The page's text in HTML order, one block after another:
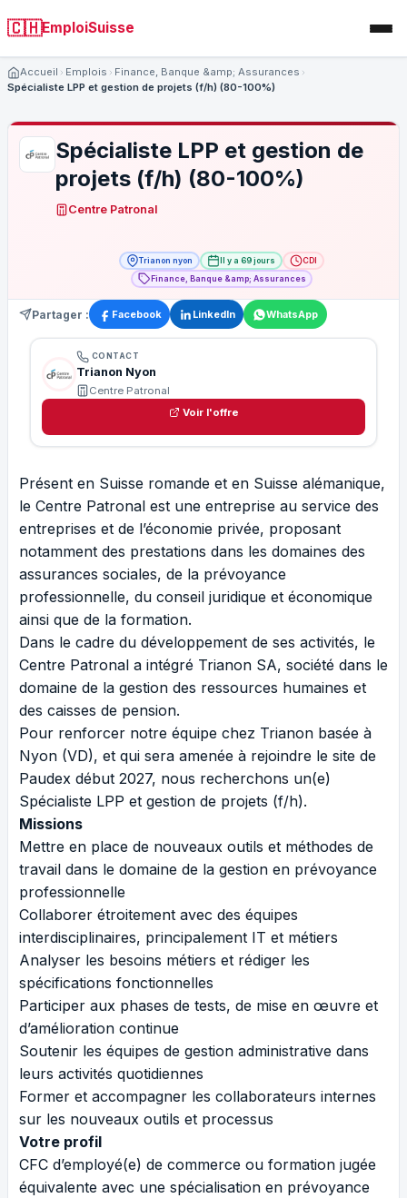
🇨🇭EmploiSuisse
Accueil Emplois
Finance, Banque &amp; Assurances
Spécialiste LPP et gestion de projets (f/h) (80-100%)
Spécialiste LPP et gestion de
projets (f/h) (80-100%)
Centre Patronal
Trianon nyon Il y a 69 jours
CDI
Finance, Banque &amp; Assurances
Partager : Facebook LinkedIn WhatsApp
CONTACT
Trianon Nyon
Centre Patronal
Voir l'offre
Présent en Suisse romande et en Suisse alémanique,
le Centre Patronal est une entreprise au service des
entreprises et de l’économie privée, proposant
notamment des prestations dans les domaines des
assurances sociales, de la prévoyance
professionnelle, du conseil juridique et économique
ainsi que de la formation.
Dans le cadre du développement de ses activités, le
Centre Patronal a intégré Trianon SA, société dans le
domaine de la gestion des ressources humaines et
des caisses de pension.
Pour renforcer notre équipe chez Trianon basée à
Nyon (VD), et qui sera amenée à rejoindre le site de
Paudex début 2027, nous recherchons un(e)
Spécialiste LPP et gestion de projets (f/h).
Missions
Mettre en place de nouveaux outils et méthodes de
travail dans le domaine de la gestion en prévoyance
professionnelle
Collaborer étroitement avec des équipes
interdisciplinaires, principalement IT et métiers
Analyser les besoins métiers et rédiger les
spécifications fonctionnelles
Participer aux phases de tests, de mise en œuvre et
d’amélioration continue
Soutenir les équipes de gestion administrative dans
leurs activités quotidiennes
Former et accompagner les collaborateurs internes
sur les nouveaux outils et processus
Votre profil
CFC d’employé(e) de commerce ou formation jugée
équivalente avec une spécialisation en prévoyance